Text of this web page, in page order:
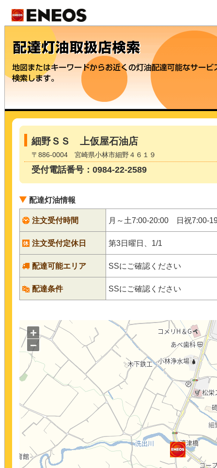
細野ＳＳ 上仮屋石油店
〒886-0004 宮崎県小林市細野４６１９
受付電話番号：0984-22-2589
配達灯油情報
注文受付時間 月～土7:00-20:00 日祝7:00-
注文受付定休日 第3日曜日、1/1
配達可能エリア SSにご確認ください
配達条件 SSにご確認ください
+
−